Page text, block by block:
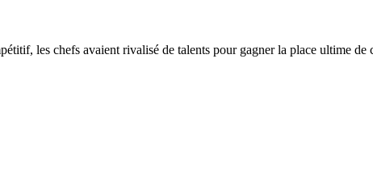
les chefs avaient rivalisé de talents pour gagner la place ultime